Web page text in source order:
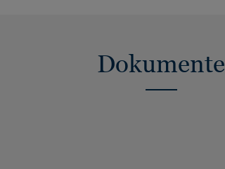
Dokumente